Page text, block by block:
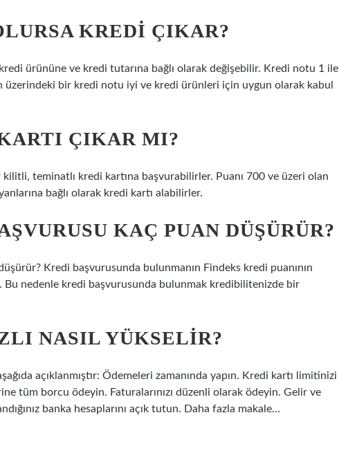
KREDI ÇIKAR?
ürününe ve kredi tutarına bağlı olarak değişebilir. Kredi notu 1 ile
üzerindeki bir kredi notu iyi ve kredi ürünleri için uygun olarak kabul
ÇIKAR MI?
kilitli, teminatlı kredi kartına başvurabilirler. Puanı 700 ve üzeri olan
bağlı olarak kredi kartı alabilirler.
KAÇ PUAN DÜŞÜRÜR?
Kredi başvurusunda bulunmanın Findeks kredi puanının
nedenle kredi başvurusunda bulunmak kredibilitenizde bir
NASIL YÜKSELIR?
açıklanmıştır: Ödemeleri zamanında yapın. Kredi kartı limitinizi
tüm borcu ödeyin. Faturalarınızı düzenli olarak ödeyin. Gelir ve
banka hesaplarını açık tutun. Daha fazla makale…